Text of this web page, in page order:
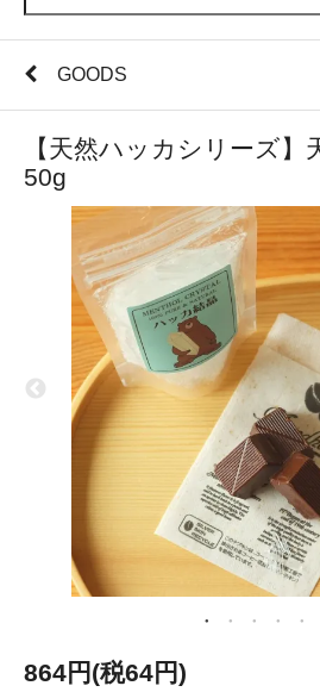
GOODS
【天然ハッカシリーズ】
50g
864円(税64円)